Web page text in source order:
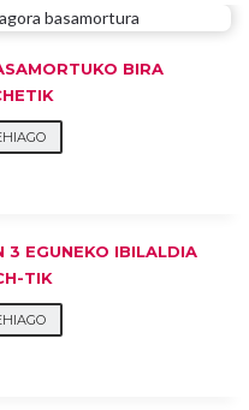
BIRA
3 EGUNEKO IBILALDIA
TIK